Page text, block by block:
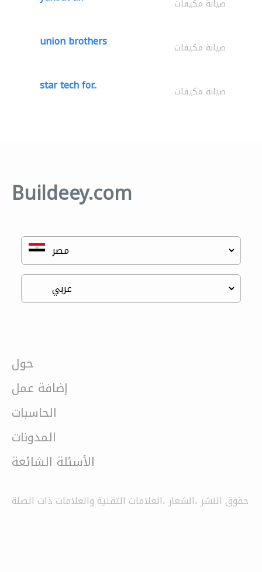
صيانة مكيفات
union brothers صيانة مكيفات
star tech for.. صيانة مكيفات
Buildeey.com
حول
إضافة عمل
الحاسبات
المدونات
الأسئلة الشائعة
حقوق النشر ،الشعار ،العلامات التقنية والعلامات ذات الصلة